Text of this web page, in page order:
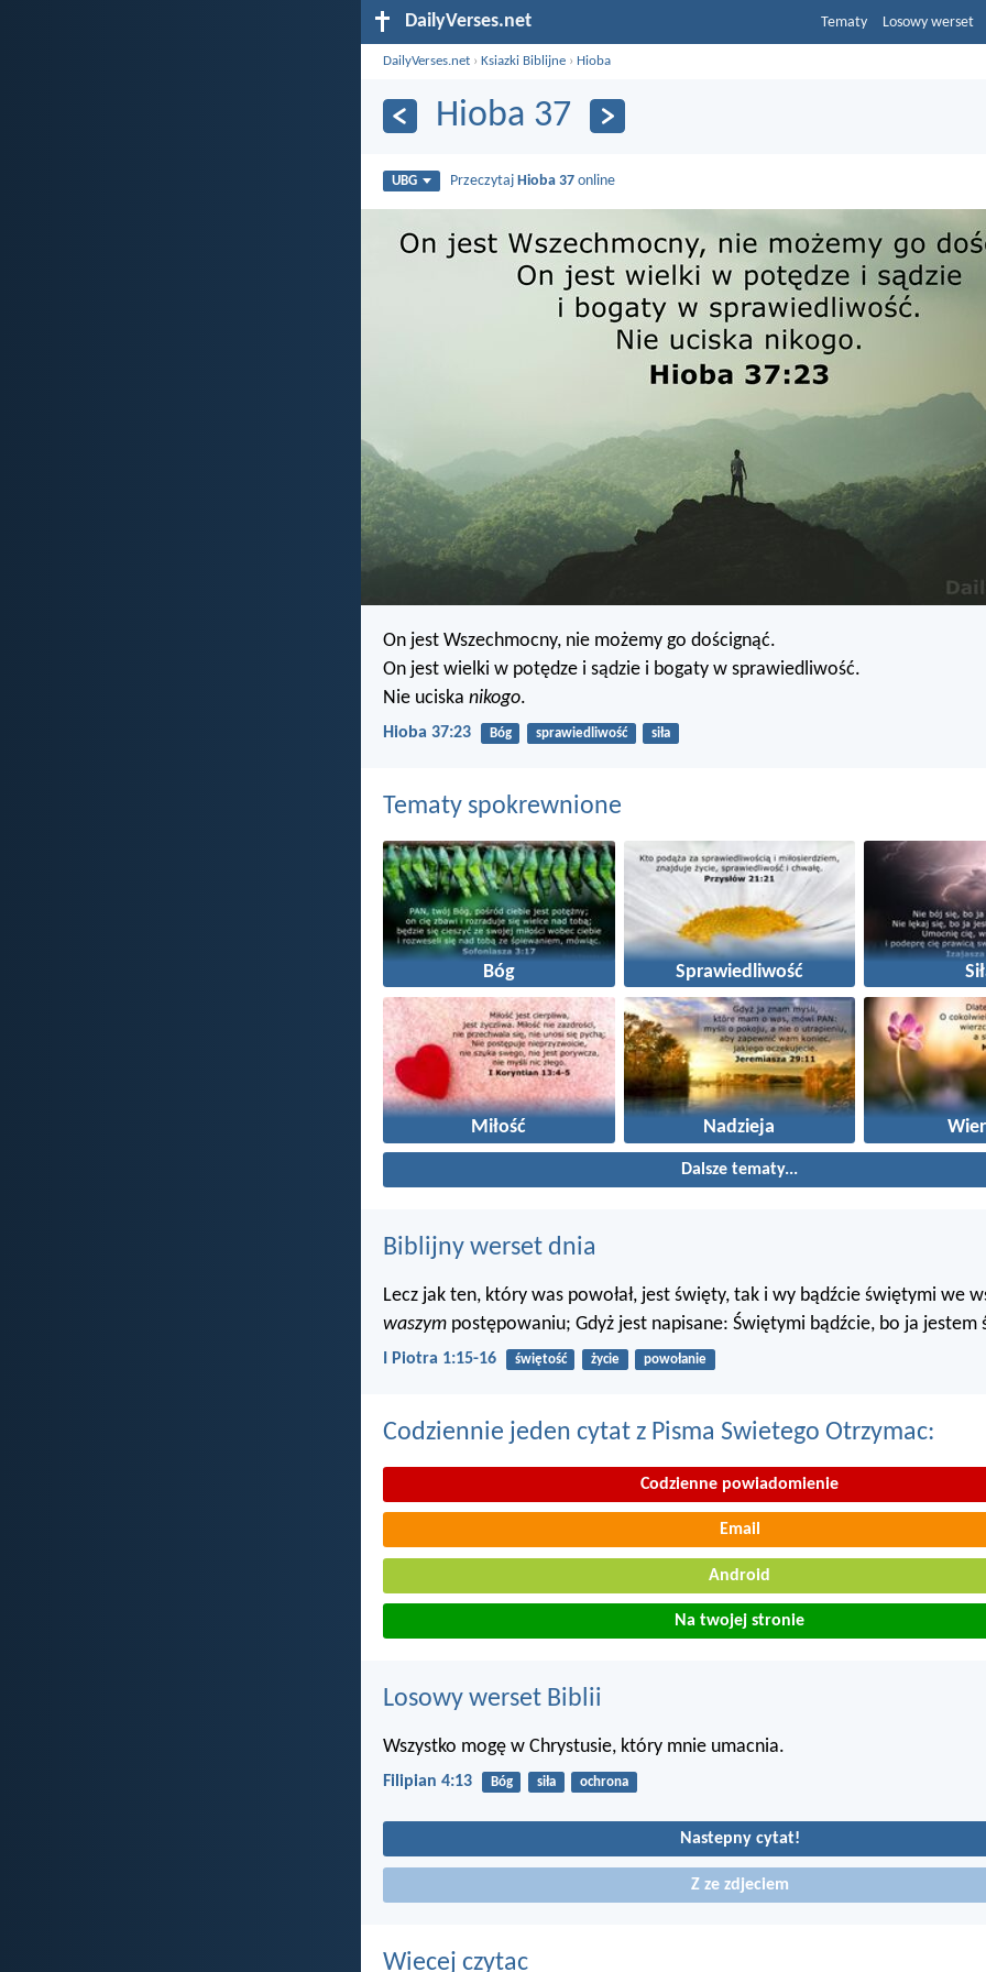
DailyVerses.net Tematy Losowy werset
DailyVerses.net ›Ksiazki Biblijne › Hioba
Hioba 37
UBG Przeczytaj Hioba 37 online
On jest Wszechmocny, nie możemy go doścignąć.
On jest wielki w potędze i sądzie i bogaty w sprawiedliwość.
Nie uciska nikogo.
Hioba 37:23 Bóg sprawiedliwość siła
Tematy spokrewnione
Bóg Sprawiedliwość
Miłość Nadzieja
Dalsze tematy...
Biblijny werset dnia
Lecz jak ten, który was powołał, jest święty, tak i wy bądźcie świętymi we
waszym postępowaniu; Gdyż jest napisane: Świętymi bądźcie, bo ja jestem
I Piotra 1:15-16 świętość życie powołanie
Codziennie jeden cytat z Pisma Swietego Otrzymac:
Codzienne powiadomienie
Email
Android
Na twojej stronie
Losowy werset Biblii
Wszystko mogę w Chrystusie, który mnie umacnia.
Filipian 4:13 Bóg siła ochrona
Nastepny cytat!
Z ze zdjeciem
Wiecej czytac